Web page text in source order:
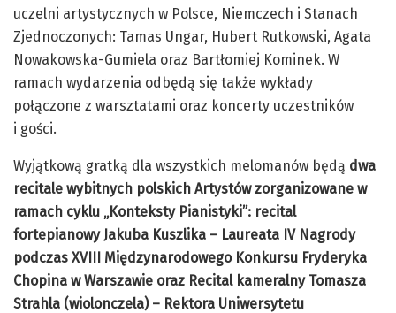
uczelni artystycznych w Polsce, Niemczech i Stanach
Zjednoczonych: Tamas Ungar, Hubert Rutkowski, Agata
Nowakowska-Gumiela oraz Bartłomiej Kominek. W
ramach wydarzenia odbędą się także wykłady
połączone z warsztatami oraz koncerty uczestników
i gości.
Wyjątkową gratką dla wszystkich melomanów będą dwa
recitale wybitnych polskich Artystów zorganizowane w
ramach cyklu „Konteksty Pianistyki”: recital
fortepianowy Jakuba Kuszlika – Laureata IV Nagrody
podczas XVIII Międzynarodowego Konkursu Fryderyka
Chopina w Warszawie oraz Recital kameralny Tomasza
Strahla (wiolonczela) – Rektora Uniwersytetu